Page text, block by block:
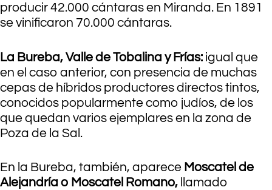
producir 42.000 cántaras en Miranda. En 1891
se vinificaron 70.000 cántaras.
La Bureba, Valle de Tobalina y Frías: igual que
en el caso anterior, con presencia de muchas
cepas de híbridos productores directos tintos,
conocidos popularmente como judíos, de los
que quedan varios ejemplares en la zona de
Poza de la Sal.
En la Bureba, también, aparece Moscatel de
Alejandría o Moscatel Romano, llamado